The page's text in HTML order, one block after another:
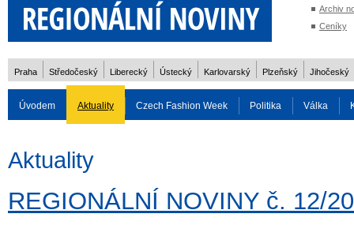
Archiv
Ceníky
Praha Středočeský Liberecký Ústecký Karlovarský Plzeňský Jihočeský
Úvodem Aktuality Czech Fashion Week Politika Válka
Aktuality
REGIONÁLNÍ NOVINY č. 12/